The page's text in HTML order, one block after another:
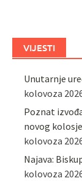
VIJESTI
Unutarnje
kolovoza
Poznat
novog
kolovoza
Najava:
kolovoza